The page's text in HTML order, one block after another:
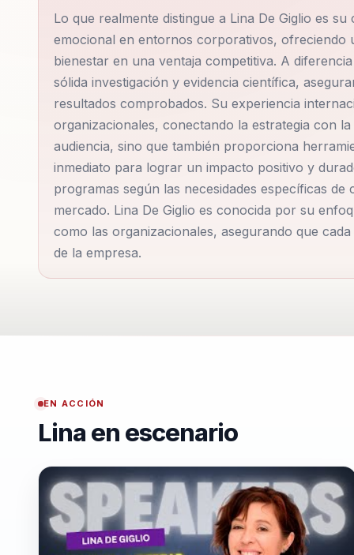
variedad de temáticas esenciales para el éxito
emocional, la resiliencia y la productividad
conceptos de ciencia y propósito con la gestión
trabajo híbrido como una ventaja competitiva.
Residiendo en España, Lina De Giglio ofrece sus
profundamente con su audiencia en
transformacional y felicidad en el trabajo en la
con la práctica empresarial. Su experiencia como
'Sentir...
Lo que realmente distingue a Lina De Giglio es
emocional en entornos corporativos, ofreciendo
bienestar en una ventaja competitiva. A
sólida investigación y evidencia científica,
resultados comprobados. Su experiencia
organizacionales, conectando la estrategia con
audiencia, sino que también proporciona
inmediato para lograr un impacto positivo y
programas según las necesidades específicas
mercado. Lina De Giglio es conocida por su
como las organizacionales, asegurando que
de la empresa.
EN ACCIÓN
Lina en escenario